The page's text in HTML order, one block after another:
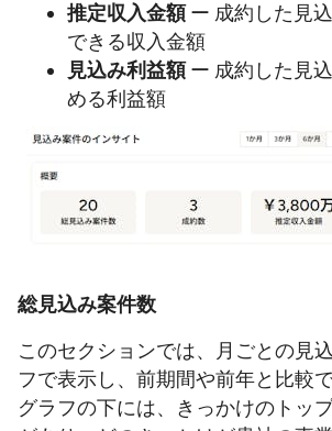
推定収入金額ー 成約した見
できる収入金額
見込み利益額ー 成約した見
める利益額
総見込み案件数
このセクションでは、月ごとの見
フで表示し、前期間や前年と比較
グラフの下には、きっかけのトッ